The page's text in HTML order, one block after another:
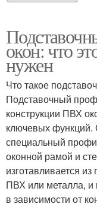
окон: что
нужен
Что такое
Подставочный
конструкции ПВХ
ключевых функций.
специальный
оконной рамой и
изготавливается
ПВХ или металла,
в зависимости от